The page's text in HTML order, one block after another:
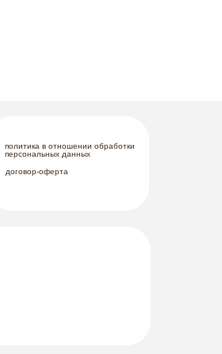
политика в отношении обработки
персональных данных
договор-оферта